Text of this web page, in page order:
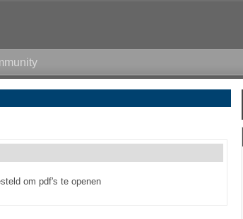
om pdf's te openen